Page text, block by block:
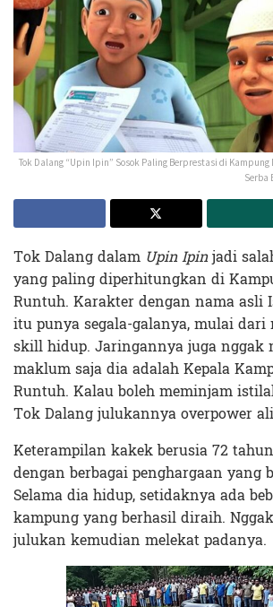
Tok Dalang “Upin Ipin” Sosok Paling Berprestasi di
Serba
Tok Dalang dalam Upin Ipinjadi
yang paling diperhitungkan di
Runtuh. Karakter dengan nama asli
itu punya segala-galanya, mulai
skill hidup. Jaringannya juga nggak
maklum saja dia adalah Kepala
Runtuh. Kalau boleh meminjam
Tok Dalang julukannya overpower
Keterampilan kakek berusia 72
dengan berbagai penghargaan yang
Selama dia hidup, setidaknya ada
kampung yang berhasil diraih.
julukan kemudian melekat padanya.